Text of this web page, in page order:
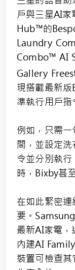
戶與三星AI
Hub™的
Laundry
Combo™ AI
Gallery
現搭載最新
準執行用戶指
例如，只需
間，並設定
令並分別執
時，Bixby甚
在如此緊密
要。
最新AI家電
內建AI
裝置可檢查